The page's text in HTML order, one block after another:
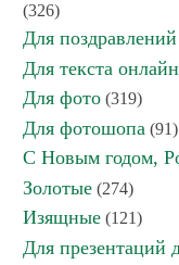
(326)
Для поздравлений
Для текста онлайн
Для фото (319)
Для фотошопа (91)
С Новым годом,
Золотые (274)
Изящные (121)
Для презентаций